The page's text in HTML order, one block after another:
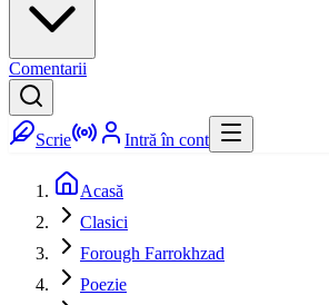
Comentarii
Scrie Intră în cont
Acasă
Clasici
Forough Farrokhzad
Poezie